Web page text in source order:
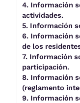
4. Información
actividades.
5. Información
6. Información
de los
7. Información
participación.
8. Información
(reglamento
9. Información